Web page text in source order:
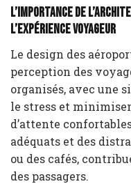
L’importance de
l’expérience voyageur
Le design des
perception des
organisés, avec une
le stress et
d’attente
adéquats et des
ou des cafés,
des passagers.